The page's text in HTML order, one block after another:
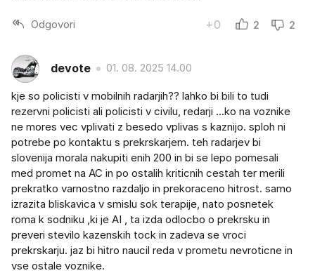
Odgovori +0 2 2
devote 01. 08. 2025 14.00
kje so policisti v mobilnih radarjih?? lahko bi bili to tudi
rezervni policisti ali policisti v civilu, redarji ...ko na voznike
ne mores vec vplivati z besedo vplivas s kaznijo. sploh ni
potrebe po kontaktu s prekrskarjem. teh radarjev bi
slovenija morala nakupiti enih 200 in bi se lepo pomesali
med promet na AC in po ostalih kriticnih cestah ter merili
prekratko varnostno razdaljo in prekoraceno hitrost. samo
izrazita bliskavica v smislu sok terapije, nato posnetek
roma k sodniku ,ki je AI , ta izda odlocbo o prekrsku in
preveri stevilo kazenskih tock in zadeva se vroci
prekrskarju. jaz bi hitro naucil reda v prometu nevroticne in
vse ostale voznike.